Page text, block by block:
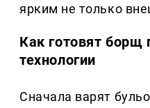
ярким не только
Как готовят борщ
технологии
Сначала варят